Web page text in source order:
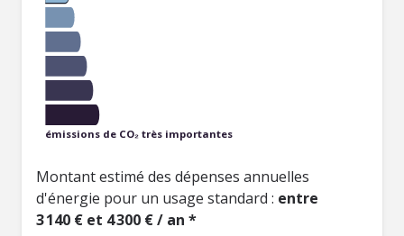
émissions de CO₂ très importantes
Montant estimé des dépenses annuelles
d'énergie pour un usage standard : entre
3 140 € et 4 300 € / an *